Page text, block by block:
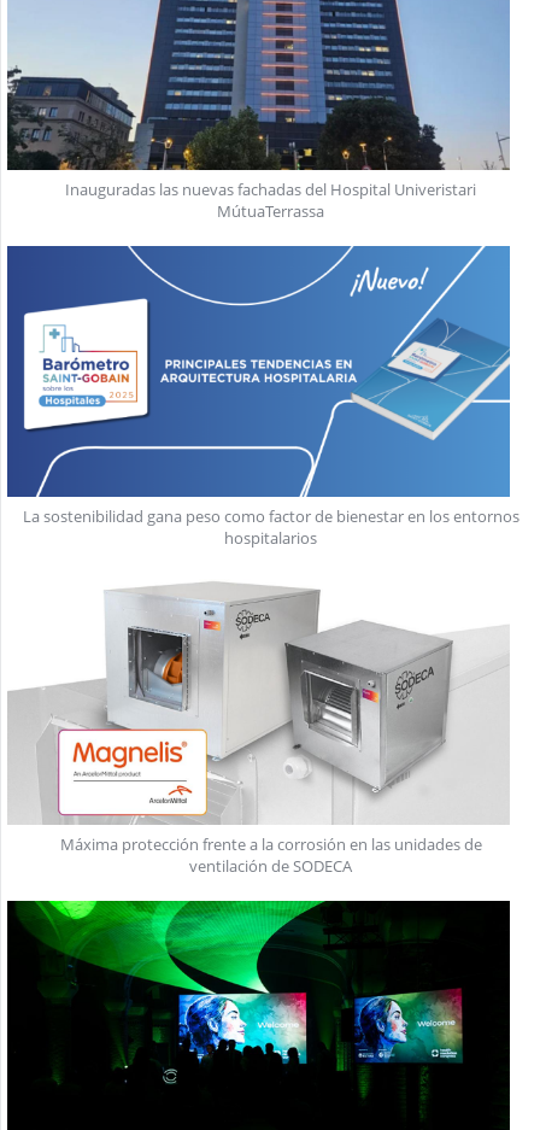
Inauguradas las nuevas fachadas del Hospital Univeristari
MútuaTerrassa
La sostenibilidad gana peso como factor de bienestar en los entornos
hospitalarios
Máxima protección frente a la corrosión en las unidades de
ventilación de SODECA